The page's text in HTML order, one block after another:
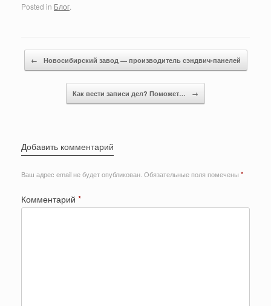
Posted in Блог
Post navigation
← Новосибирский завод — производитель сэндвич-панелей
Как вести записи дел? Поможет… →
Добавить комментарий
Ваш адрес email не будет опубликован. Обязательные поля помечены *
Комментарий *